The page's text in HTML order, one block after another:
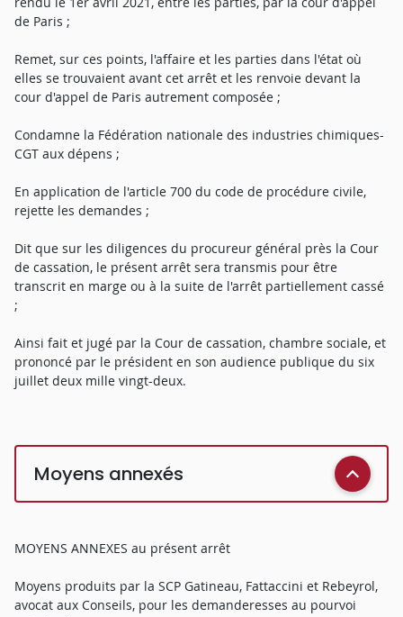
de Paris ;
Remet, sur ces points, l'affaire et les parties dans l'état où
elles se trouvaient avant cet arrêt et les renvoie devant la
cour d'appel de Paris autrement composée ;
Condamne la Fédération nationale des industries chimiques-
CGT aux dépens ;
En application de l'article 700 du code de procédure civile,
rejette les demandes ;
Dit que sur les diligences du procureur général près la Cour
de cassation, le présent arrêt sera transmis pour être
transcrit en marge ou à la suite de l'arrêt partiellement cassé
;
Ainsi fait et jugé par la Cour de cassation, chambre sociale, et
prononcé par le président en son audience publique du six
juillet deux mille vingt-deux.
Moyens annexés
MOYENS ANNEXES au présent arrêt
Moyens produits par la SCP Gatineau, Fattaccini et Rebeyrol,
avocat aux Conseils, pour les demanderesses au pourvoi